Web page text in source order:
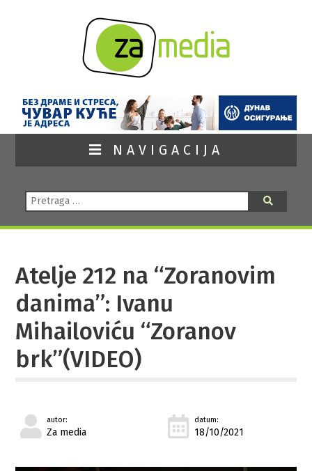
NAVIGACIJA
Pretraga:
Atelje 212 na “Zoranovim
danima”: Ivanu
Mihailoviću “Zoranov
brk”(VIDEO)
autor:
Za media
datum:
18/10/2021